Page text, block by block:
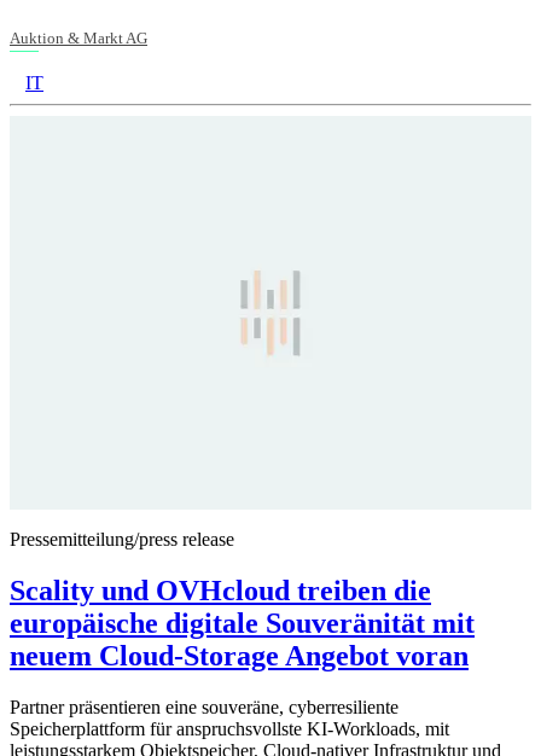
Auktion & Markt AG
IT
Pressemitteilung/press release
Scality und OVHcloud treiben die
europäische digitale Souveränität mit
neuem Cloud-Storage Angebot voran
Partner präsentieren eine souveräne, cyberresiliente
Speicherplattform für anspruchsvollste KI-Workloads, mit
leistungsstarkem Objektspeicher, Cloud-nativer Infrastruktur und